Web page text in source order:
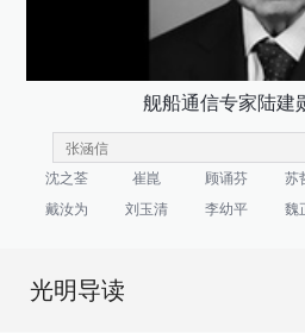
舰船通信专家陆建
沈之荃 崔崑 顾诵芬 苏
戴汝为
刘玉清 李幼平 魏
光明导读